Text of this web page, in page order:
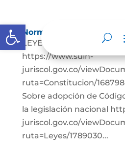
Abrir barra de herramientas
Normatividad
LEYES: Constitución
https://www.suin-
juriscol.gov.co/
ruta=Constitucion/
Sobre adopción de
la legislación nacional
juriscol.gov.co/
ruta=Leyes/1789030...